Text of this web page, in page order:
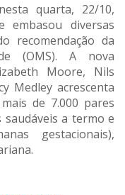
quarta, 22/10,
embasou diversas
recomendação da
(OMS). A nova
Moore, Nils
Medley acrescenta
de 7.000 pares
saudáveis a termo e
gestacionais),